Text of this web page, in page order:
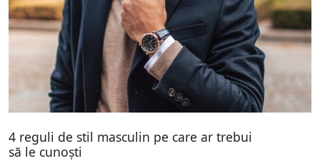
4 reguli de stil masculin pe care ar trebui
să le cunoști